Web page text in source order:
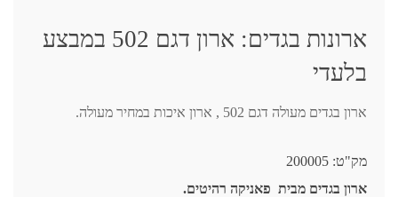
ארונות בגדים: ארון דגם 502 במבצע
בלעדי
ארון בגדים מעולה דגם 502 , ארון איכות במחיר מעולה.
מק"ט: 200005
ארון בגדים מבית פאניקה רהיטים.